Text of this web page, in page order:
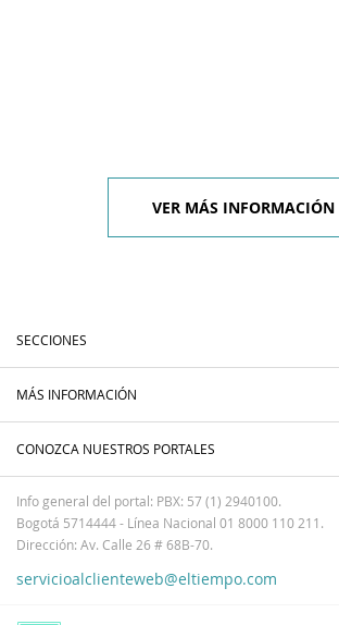
VER MÁS INFORMACIÓN
SECCIONES
MÁS INFORMACIÓN
CONOZCA NUESTROS PORTALES
Info general del portal: PBX: 57 (1) 2940100.
Bogotá 5714444 - Línea Nacional 01 8000 110 211.
Dirección: Av. Calle 26 # 68B-70.
servicioalclienteweb@eltiempo.com